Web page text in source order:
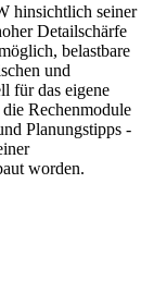
hinsichtlich seiner
Detailschärfe
belastbare
und
für das eigene
Rechenmodule
Planungstipps -
worden.